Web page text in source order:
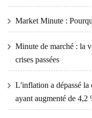
Market Minute :
Minute de marché : la
crises passées
L'inflation a dépassé la
ayant augmenté de 4,2